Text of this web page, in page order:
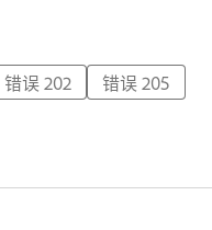
错误 202
错误 205